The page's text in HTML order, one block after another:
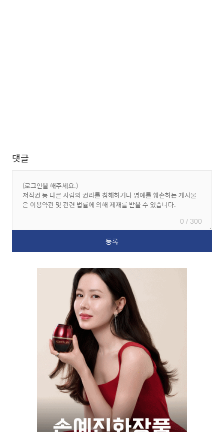
댓글
0 / 300